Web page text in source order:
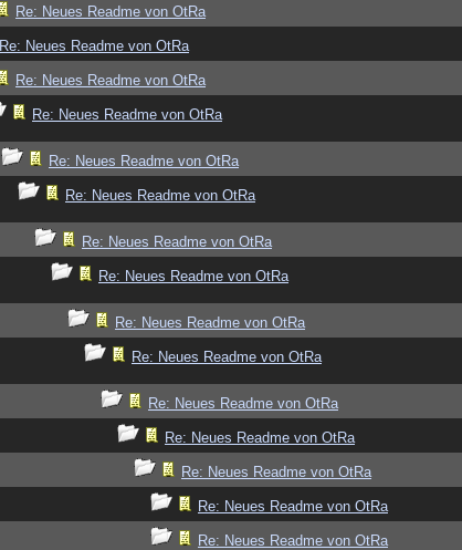
Re: Neues Readme von OtRa
Re: Neues Readme von OtRa
Re: Neues Readme von OtRa
Re: Neues Readme von OtRa
Re: Neues Readme von OtRa
Re: Neues Readme von OtRa
Re: Neues Readme von OtRa
Re: Neues Readme von OtRa
Re: Neues Readme von OtRa
Re: Neues Readme von OtRa
Re: Neues Readme von OtRa
Re: Neues Readme von OtRa
Re: Neues Readme von OtRa
Re: Neues Readme von OtRa
Re: Neues Readme von OtRa